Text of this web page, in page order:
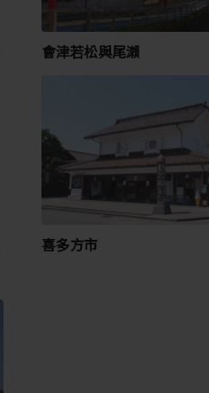
會津若松與尾瀨
喜多方市